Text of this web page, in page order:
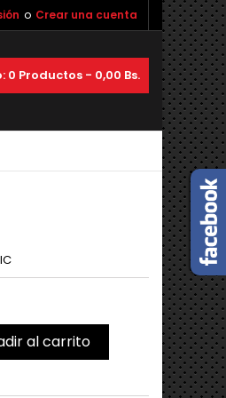
o Crear una cuenta
0 Productos - 0,00 Bs.
al carrito